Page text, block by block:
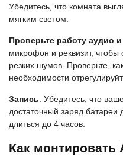
Убедитесь, что комната
мягким светом.
Проверьте работу аудио
микрофон и реквизит, чтобы
резких шумов. Проверьте,
необходимости
Запись: Убедитесь, что
достаточный заряд батареи
длиться до 4 часов.
Как